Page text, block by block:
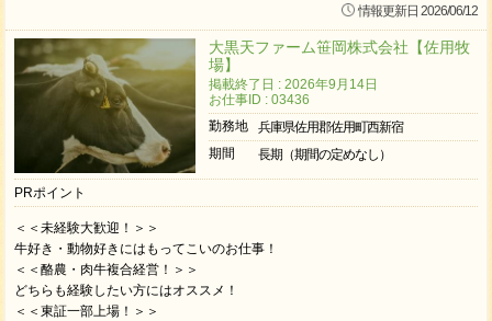
情報更新日 2026/06/12
大黒天ファーム笹岡株式会社【佐用牧
場】
掲載終了日 : 2026年9月14日
お仕事ID : 03436
勤務地
兵庫県佐用郡佐用町西新宿
期間
長期（期間の定めなし）
PRポイント
＜＜未経験大歓迎！＞＞
牛好き・動物好きにはもってこいのお仕事！
＜＜酪農・肉牛複合経営！＞＞
どちらも経験したい方にはオススメ！
＜＜東証一部上場！＞＞